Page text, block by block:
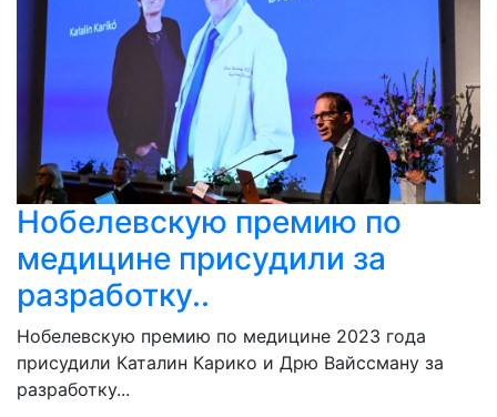
Нобелевскую премию по
медицине присудили за
разработку..
Нобелевскую премию по медицине 2023 года
присудили Каталин Карико и Дрю Вайссману за
разработку...